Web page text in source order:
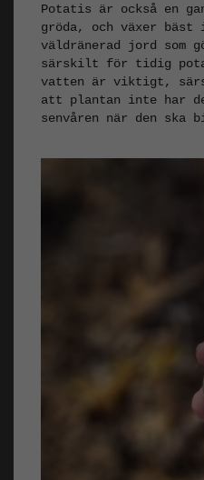
Potatis är också en
gröda, och växer bäst
väldränerad jord som
särskilt för tidig
vatten är viktigt,
att plantan inte har
senvåren när den ska